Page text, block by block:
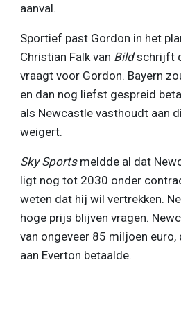
aanval.
Sportief past Gordon in het
Christian Falk van Bildschrijft
vraagt voor Gordon. Bayern
en dan nog liefst gespreid
als Newcastle vasthoudt aan
weigert.
Sky Sportsmeldde al dat
ligt nog tot 2030 onder
weten dat hij wil vertrekken.
hoge prijs blijven vragen.
van ongeveer 85 miljoen
aan Everton betaalde.